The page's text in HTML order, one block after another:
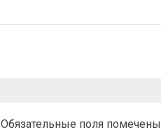
Обязательные поля помечены